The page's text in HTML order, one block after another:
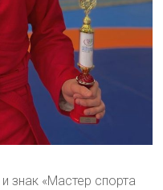
знак «Мастер спорта